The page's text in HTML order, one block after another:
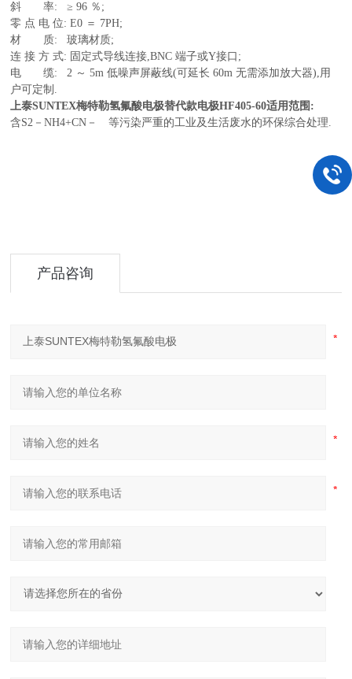
斜 率: ≥ 96 ％;
零 点 电 位: E0 ＝ 7PH;
材 质: 玻璃材质;
连 接 方 式: 固定式导线连接,BNC 端子或Y接口;
电 缆: 2 ～ 5m 低噪声屏蔽线(可延长 60m 无需添加放大器),用
户可定制.
上泰SUNTEX梅特勒氢氟酸电极替代款电极HF405-60适用范围:
含S2－NH4+CN－ 等污染严重的工业及生活废水的环保综合处理.
产品咨询